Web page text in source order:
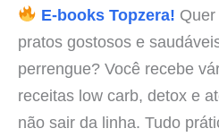
E-books Topzera!
pratos gostosos e
perrengue? Você recebe
receitas low carb, detox e
não sair da linha. Tudo